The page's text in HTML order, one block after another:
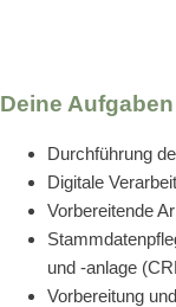
Deine
Durchführung
Digitale
Vorbereitende
und -anlage
Vorbereitung